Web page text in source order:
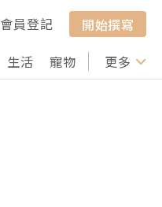
會員登記
開始撰寫
生活 寵物 行山 打卡
更多